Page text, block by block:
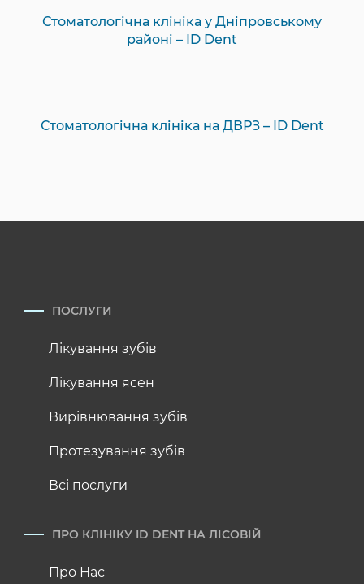
Стоматологічна клініка у Дніпровському
районі – ID Dent
Стоматологічна клініка на ДВРЗ – ID Dent
ПОСЛУГИ
Лікування зубів
Лікування ясен
Вирівнювання зубів
Протезування зубів
Всі послуги
ПРО КЛІНІКУ ID DENT НА ЛІСОВІЙ
Про Нас